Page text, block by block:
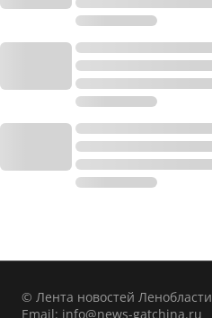
© Лента новостей Ленобласти
Email: info@news-gatchina.ru